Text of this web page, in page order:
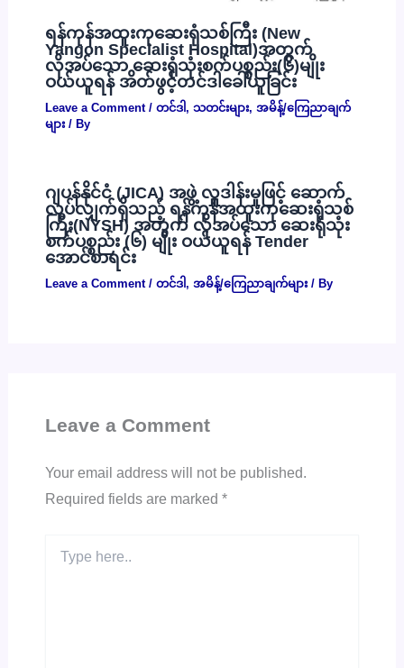
ရန်ကုန်အထူးကုဆေးရုံသစ်ကြီး (New
Yangon Specialist Hospital)အတွက်
လိုအပ်သော ဆေးရုံသုံးစက်ပစ္စည်း(၆)မျိုး
ဝယ်ယူရန် အိတ်ဖွင့်တင်ဒါခေါ်ယူခြင်း
Leave a Comment / တင်ဒါ , သတင်းများ, အမိန့်/ကြေညာချက်
များ/ By
ဂျပန်နိုင်ငံ (JICA) အဖွဲ့ လှူဒါန်းမှုဖြင့် ဆောက်
လုပ်လျှက်ရှိသည့် ရန်ကုန်အထူးကုဆေးရုံသစ်
ကြီး(NYSH) အတွက် လိုအပ်သော ဆေးရုံသုံး
စက်ပစ္စည်း (၆) မျိုး ဝယ်ယူရန် Tender
အောင်စာရင်း
Leave a Comment / တင်ဒါ , အမိန့်/ကြေညာချက်များ/ By
Leave a Comment
Your email address will not be published.
Required fields are marked *
here..